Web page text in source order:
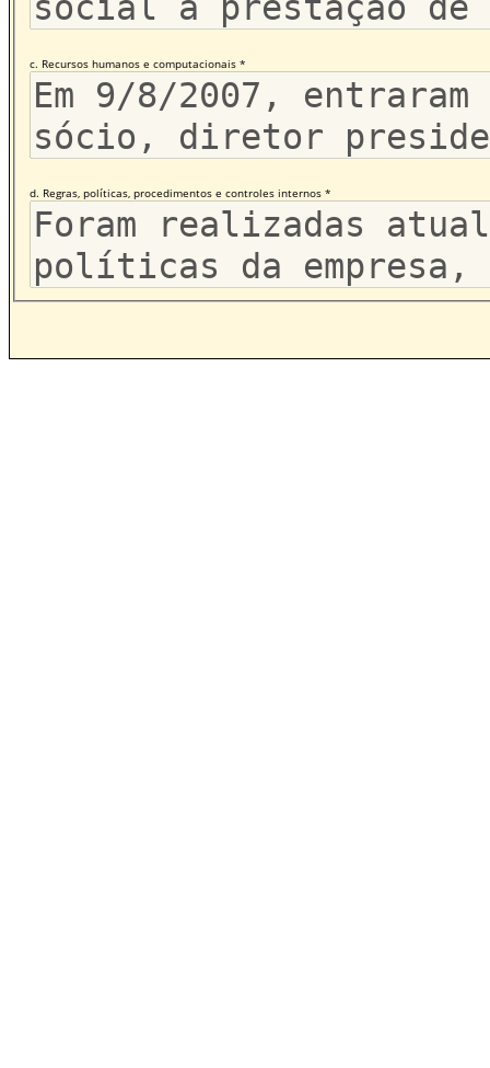
c. Recursos humanos e computacionais *
d. Regras, políticas, procedimentos e controles internos *